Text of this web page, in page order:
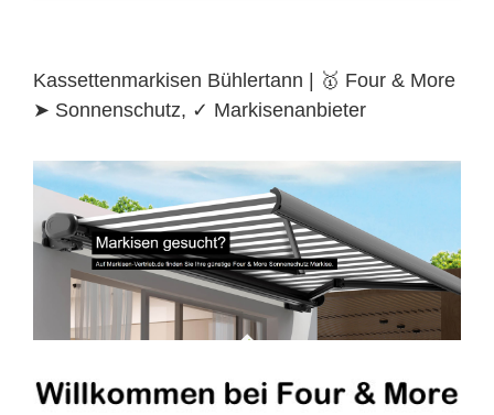
Kassettenmarkisen Bühlertann | 🥇 Four & More
➤ Sonnenschutz, ✓ Markisenanbieter